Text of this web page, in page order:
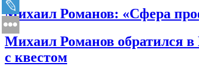
Михаил Романов: «Сфера
Михаил Романов обратился в
с квестом